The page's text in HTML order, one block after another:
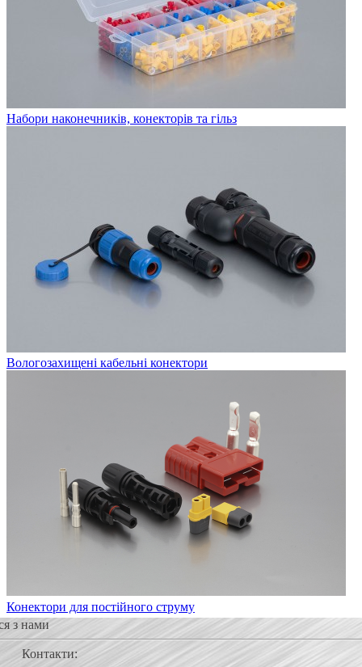
Набори наконечників, конекторів та гільз
Вологозахищені кабельні конектори
Конектори для постійного струму
з нами
Контакти: